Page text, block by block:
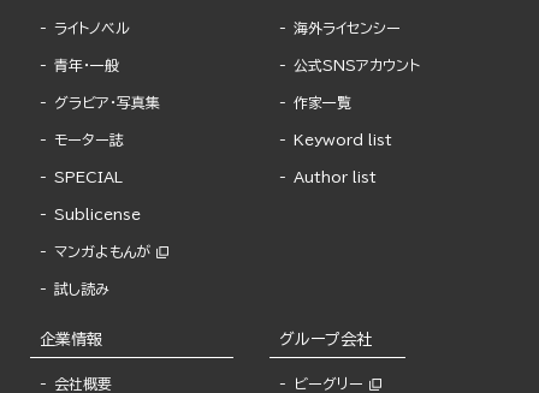
ライトノベル
青年・一般
グラビア・写真集
モーター誌
SPECIAL
Sublicense
マンガよもんが
試し読み
海外ライセンシー
公式SNSアカウント
作家一覧
Keyword list
Author list
企業情報
会社概要
グループ会社
ビーグリー